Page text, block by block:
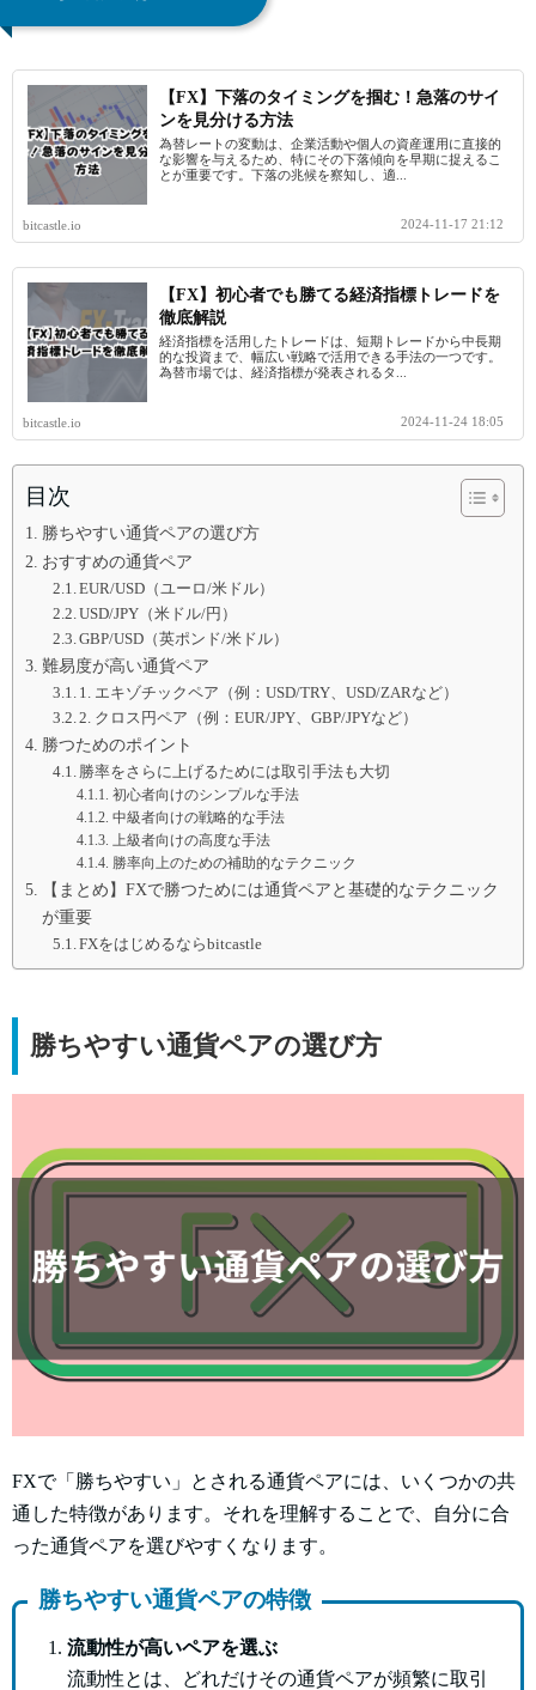
【FX】下落のタイミングを掴む！急落のサイ
ンを見分ける方法
為替レートの変動は、企業活動や個人の資産運用に直接的
な影響を与えるため、特にその下落傾向を早期に捉えるこ
とが重要です。下落の兆候を察知し、適...
bitcastle.io 2024-11-17 21:12
【FX】初心者でも勝てる経済指標トレードを
徹底解説
経済指標を活用したトレードは、短期トレードから中長期
的な投資まで、幅広い戦略で活用できる手法の一つです。
為替市場では、経済指標が発表されるタ...
bitcastle.io 2024-11-24 18:05
目次
勝ちやすい通貨ペアの選び方
おすすめの通貨ペア
EUR/USD（ユーロ/米ドル）
USD/JPY（米ドル/円）
GBP/USD（英ポンド/米ドル）
難易度が高い通貨ペア
1. エキゾチックペア（例：USD/TRY、USD/ZARなど）
2. クロス円ペア（例：EUR/JPY、GBP/JPYなど）
勝つためのポイント
勝率をさらに上げるためには取引手法も大切
初心者向けのシンプルな手法
中級者向けの戦略的な手法
上級者向けの高度な手法
勝率向上のための補助的なテクニック
【まとめ】FXで勝つためには通貨ペアと基礎的なテクニック
が重要
FXをはじめるならbitcastle
勝ちやすい通貨ペアの選び方
FXで「勝ちやすい」とされる通貨ペアには、いくつかの共
通した特徴があります。それを理解することで、自分に合
った通貨ペアを選びやすくなります。
勝ちやすい通貨ペアの特徴
流動性が高いペアを選ぶ
流動性とは、どれだけその通貨ペアが頻繁に取引